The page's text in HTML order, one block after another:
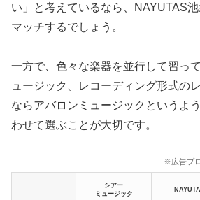
い」と考えているなら、NAYUTAS
マッチするでしょう。
一方で、色々な楽器を並行して習っ
ュージック、レコーディング形式の
ならアバロンミュージックというよ
わせて選ぶことが大切です。
※広告プ
シアー
ミュージック